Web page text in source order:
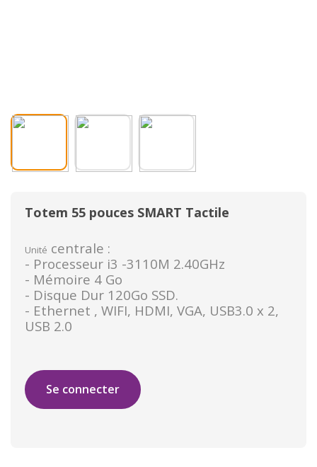
Totem 55 pouces SMART Tactile
Unité centrale :
- Processeur i3 -3110M 2.40GHz
- Mémoire 4 Go
- Disque Dur 120Go SSD.
- Ethernet , WIFI, HDMI, VGA, USB3.0 x 2,
USB 2.0
Se connecter